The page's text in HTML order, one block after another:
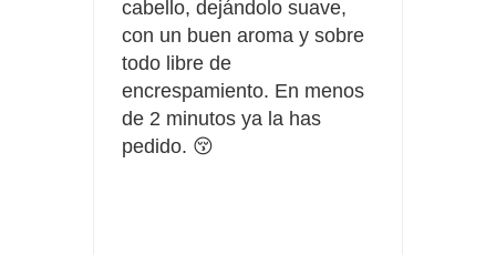
cabello, dejándolo suave,
con un buen aroma y sobre
todo libre de
encrespamiento. En menos
de 2 minutos ya la has
pedido. 😚